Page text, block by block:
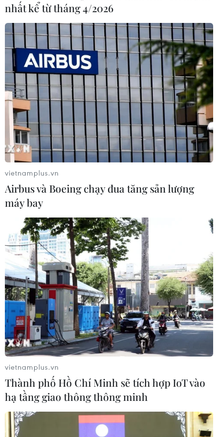
đơn tị nạn./.
(TTXVN/Vietnam+)
#hành trình tới Mỹ
Mexico
Theo dõi VietnamPlus
TIN LIÊN QUAN
nhất kể từ tháng 4/2026
vietnamplus.vn
Airbus và Boeing chạy đua tăng sản lượng
máy bay
vietnamplus.vn
Thành phố Hồ Chí Minh sẽ tích hợp IoT vào
hạ tầng giao thông thông minh